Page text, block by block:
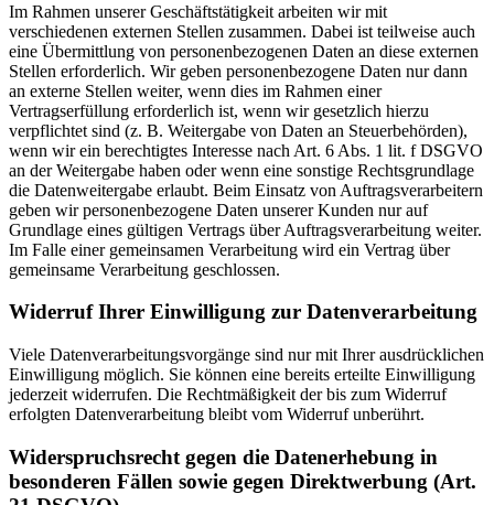
Im Rahmen unserer Geschäftstätigkeit arbeiten wir mit
verschiedenen externen Stellen zusammen. Dabei ist teilweise auch
eine Übermittlung von personenbezogenen Daten an diese externen
Stellen erforderlich. Wir geben personenbezogene Daten nur dann
an externe Stellen weiter, wenn dies im Rahmen einer
Vertragserfüllung erforderlich ist, wenn wir gesetzlich hierzu
verpflichtet sind (z. B. Weitergabe von Daten an Steuerbehörden),
wenn wir ein berechtigtes Interesse nach Art. 6 Abs. 1 lit. f DSGVO
an der Weitergabe haben oder wenn eine sonstige Rechtsgrundlage
die Datenweitergabe erlaubt. Beim Einsatz von Auftragsverarbeitern
geben wir personenbezogene Daten unserer Kunden nur auf
Grundlage eines gültigen Vertrags über Auftragsverarbeitung weiter.
Im Falle einer gemeinsamen Verarbeitung wird ein Vertrag über
gemeinsame Verarbeitung geschlossen.
Widerruf Ihrer Einwilligung zur Datenverarbeitung
Viele Datenverarbeitungsvorgänge sind nur mit Ihrer ausdrücklichen
Einwilligung möglich. Sie können eine bereits erteilte Einwilligung
jederzeit widerrufen. Die Rechtmäßigkeit der bis zum Widerruf
erfolgten Datenverarbeitung bleibt vom Widerruf unberührt.
Widerspruchsrecht gegen die Datenerhebung in
besonderen Fällen sowie gegen Direktwerbung (Art.